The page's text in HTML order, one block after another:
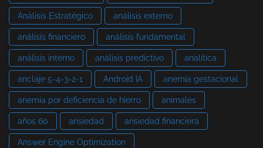
Análisis Estratégico análisis externo
análisis financiero análisis fundamental
análisis interno análisis predictivo analítica
anclaje 5-4-3-2-1 Android IA anemia gestacional
anemia por deficiencia de hierro animales
años 60 ansiedad ansiedad financiera
Answer Engine Optimization